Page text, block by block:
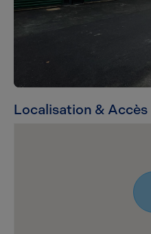
Localisation & Accès